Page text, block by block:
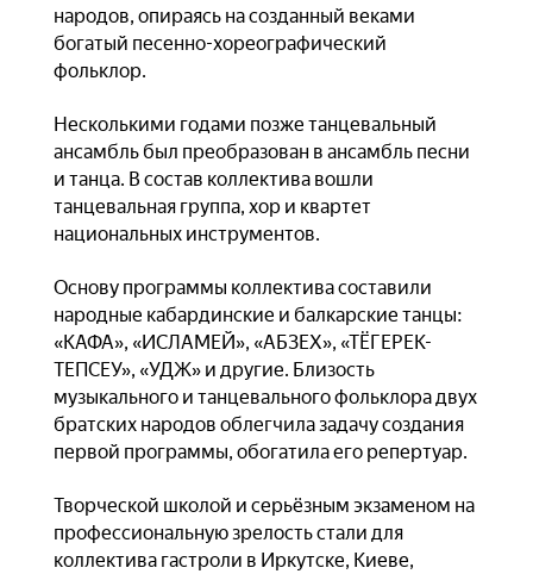
народов, опираясь на созданный веками
богатый песенно-хореографический
фольклор.
Несколькими годами позже танцевальный
ансамбль был преобразован в ансамбль песни
и танца. В состав коллектива вошли
танцевальная группа, хор и квартет
национальных инструментов.
Основу программы коллектива составили
народные кабардинские и балкарские танцы:
«КАФА», «ИСЛАМЕЙ», «АБЗЕХ», «ТЁГЕРЕК-
ТЕПСЕУ», «УДЖ» и другие. Близость
музыкального и танцевального фольклора двух
братских народов облегчила задачу создания
первой программы, обогатила его репертуар.
Творческой школой и серьёзным экзаменом на
профессиональную зрелость стали для
коллектива гастроли в Иркутске, Киеве,